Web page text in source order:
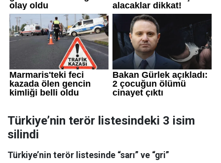
Türkiye’nin terör listesindeki 3 isim
silindi
Türkiye’nin terör listesinde “sarı” ve “gri”